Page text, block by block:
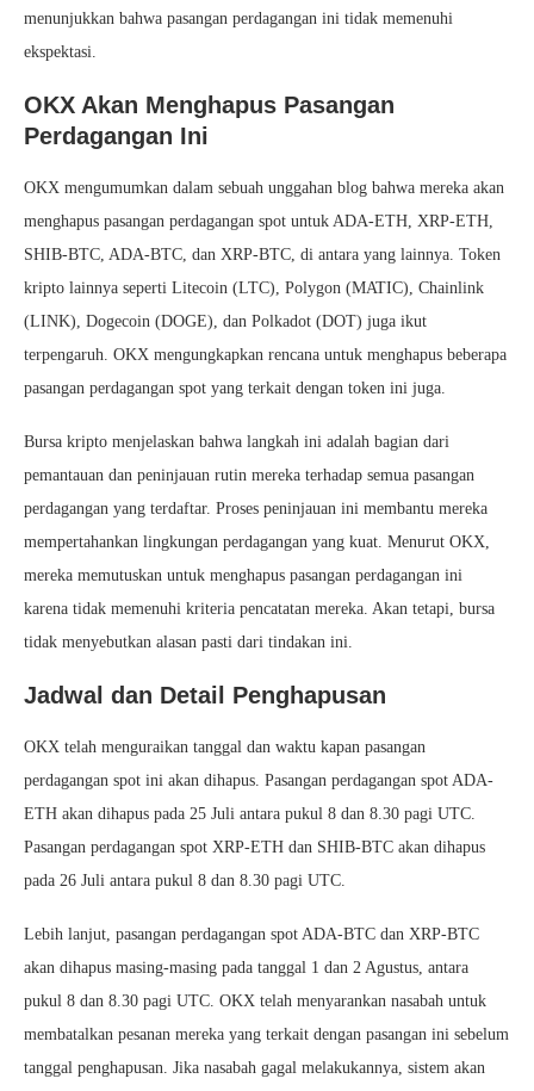
menunjukkan bahwa pasangan perdagangan ini tidak memenuhi
ekspektasi.
OKX Akan Menghapus Pasangan
Perdagangan Ini
OKX mengumumkan dalam sebuah unggahan blog bahwa mereka akan
menghapus pasangan perdagangan spot untuk ADA-ETH, XRP-ETH,
SHIB-BTC, ADA-BTC, dan XRP-BTC, di antara yang lainnya. Token
kripto lainnya seperti Litecoin (LTC), Polygon (MATIC), Chainlink
(LINK), Dogecoin (DOGE), dan Polkadot (DOT) juga ikut
terpengaruh. OKX mengungkapkan rencana untuk menghapus beberapa
pasangan perdagangan spot yang terkait dengan token ini juga.
Bursa kripto menjelaskan bahwa langkah ini adalah bagian dari
pemantauan dan peninjauan rutin mereka terhadap semua pasangan
perdagangan yang terdaftar. Proses peninjauan ini membantu mereka
mempertahankan lingkungan perdagangan yang kuat. Menurut OKX,
mereka memutuskan untuk menghapus pasangan perdagangan ini
karena tidak memenuhi kriteria pencatatan mereka. Akan tetapi, bursa
tidak menyebutkan alasan pasti dari tindakan ini.
Jadwal dan Detail Penghapusan
OKX telah menguraikan tanggal dan waktu kapan pasangan
perdagangan spot ini akan dihapus. Pasangan perdagangan spot ADA-
ETH akan dihapus pada 25 Juli antara pukul 8 dan 8.30 pagi UTC.
Pasangan perdagangan spot XRP-ETH dan SHIB-BTC akan dihapus
pada 26 Juli antara pukul 8 dan 8.30 pagi UTC.
Lebih lanjut, pasangan perdagangan spot ADA-BTC dan XRP-BTC
akan dihapus masing-masing pada tanggal 1 dan 2 Agustus, antara
pukul 8 dan 8.30 pagi UTC. OKX telah menyarankan nasabah untuk
membatalkan pesanan mereka yang terkait dengan pasangan ini sebelum
tanggal penghapusan. Jika nasabah gagal melakukannya, sistem akan